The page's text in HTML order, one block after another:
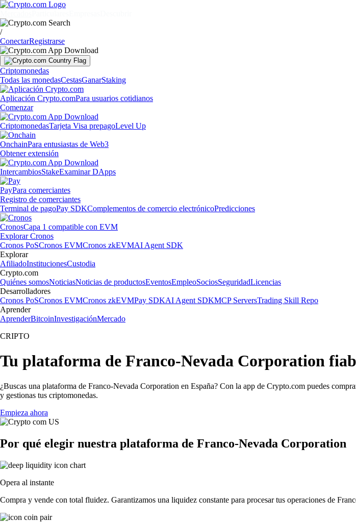
/
ConectarRegistrarse
Criptomonedas
Todas las monedasCestasGanarStaking
Aplicación Crypto.comPara usuarios cotidianos
Comenzar
CriptomonedasTarjeta Visa prepagoLevel Up
OnchainPara entusiastas de Web3
Obtener extensión
IntercambiosStakeExaminar DApps
PayPara comerciantes
Registro de comerciantes
Terminal de pagoPay SDKComplementos de comercio electrónicoPredicciones
CronosCapa 1 compatible con EVM
Explorar Cronos
Cronos PoSCronos EVMCronos zkEVMAI Agent SDK
Explorar
AfiliadoInstitucionesCustodia
Crypto.com
Quiénes somosNoticiasNoticias de productosEventosEmpleoSociosSeguridadLicencias
Desarrolladores
Cronos PoSCronos EVMCronos zkEVMPay SDKAI Agent SDKMCP ServersTrading Skill Repo
Aprender
AprenderBitcoinInvestigaciónMercado
CRIPTO
Tu plataforma de Franco-Nevada Corporation
¿Buscas una plataforma de Franco-Nevada Corporation en España? Con la app de Crypto.com puedes
y gestionas tus criptomonedas.
Empieza ahora
Por qué elegir nuestra plataforma de Franco-Nevada Corporation
Opera al instante
Compra y vende con total fluidez. Garantizamos una liquidez constante para procesar tus operaciones de